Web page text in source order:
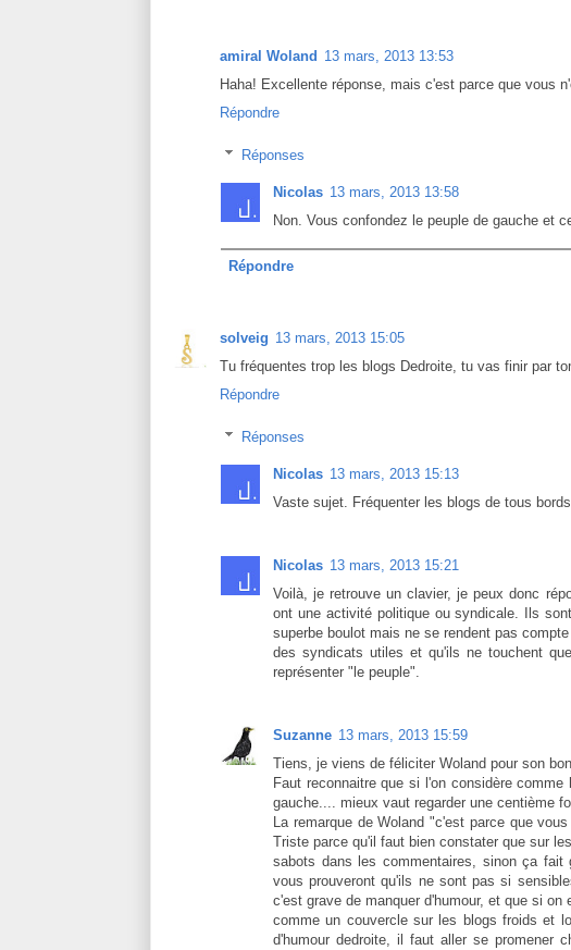
amiral Woland 13 mars, 2013 13:53
Haha! Excellente réponse, mais c'est parce que vous
Répondre
Réponses
Nicolas 13 mars, 2013 13:58
Non. Vous confondez le peuple de gauche et
Répondre
solveig 13 mars, 2013 15:05
Tu fréquentes trop les blogs Dedroite, tu vas finir par
Répondre
Réponses
Nicolas 13 mars, 2013 15:13
Vaste sujet. Fréquenter les blogs de tous
Nicolas 13 mars, 2013 15:21
Voilà, je retrouve un clavier, je peux donc
ont une activité politique ou syndicale. Ils
superbe boulot mais ne se rendent pas
des syndicats utiles et qu'ils ne touchent
représenter "le peuple".
Suzanne 13 mars, 2013 15:59
Tiens, je viens de féliciter Woland pour son
Faut reconnaitre que si l'on considère
gauche.... mieux vaut regarder une centième
La remarque de Woland "c'est parce que
Triste parce qu'il faut bien constater que sur
sabots dans les commentaires, sinon ça
vous prouveront qu'ils ne sont pas si
c'est grave de manquer d'humour, et que si
comme un couvercle sur les blogs froids et
d'humour dedroite, il faut aller se promener